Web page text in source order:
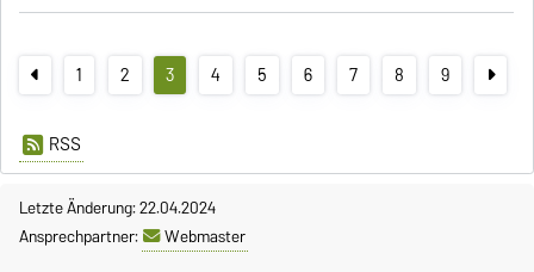
1 2 3 4 5 6 7 8 9
RSS
Letzte Änderung: 22.04.2024
Ansprechpartner:
Webmaster